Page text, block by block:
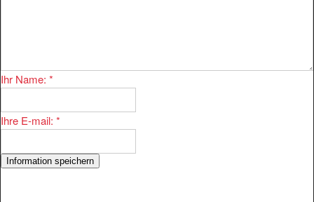
Ihr Name: *
Ihre E-mail: *